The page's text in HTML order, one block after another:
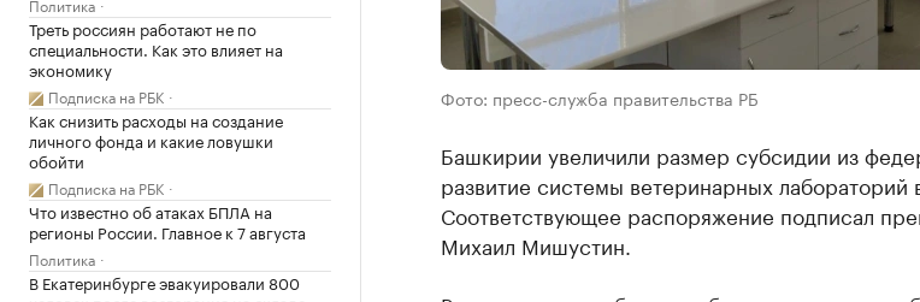
Треть россиян работают не по
специальности. Как это влияет на
экономику
Подписка на РБК
Как снизить расходы на создание
личного фонда и какие ловушки
обойти
Подписка на РБК
Что известно об атаках БПЛА на
регионы России. Главное к 7 августа
Политика
В Екатеринбурге эвакуировали 800
Фото: пресс-служба правительства РБ
Башкирии увеличили размер субсидии из
развитие системы ветеринарных лабораторий
Соответствующее распоряжение подписал
Михаил Мишустин.